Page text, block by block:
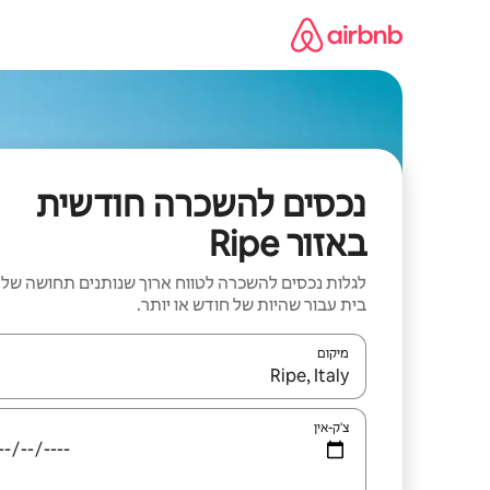
נכסים להשכרה חודשית
באזור Ripe
לגלות נכסים להשכרה לטווח ארוך שנותנים תחושה של
בית עבור שהיות של חודש או יותר.
מיקום
כאשר התוצאות יהיו זמינות, יש לנווט עם מקשי החיצים
צ'ק-אין